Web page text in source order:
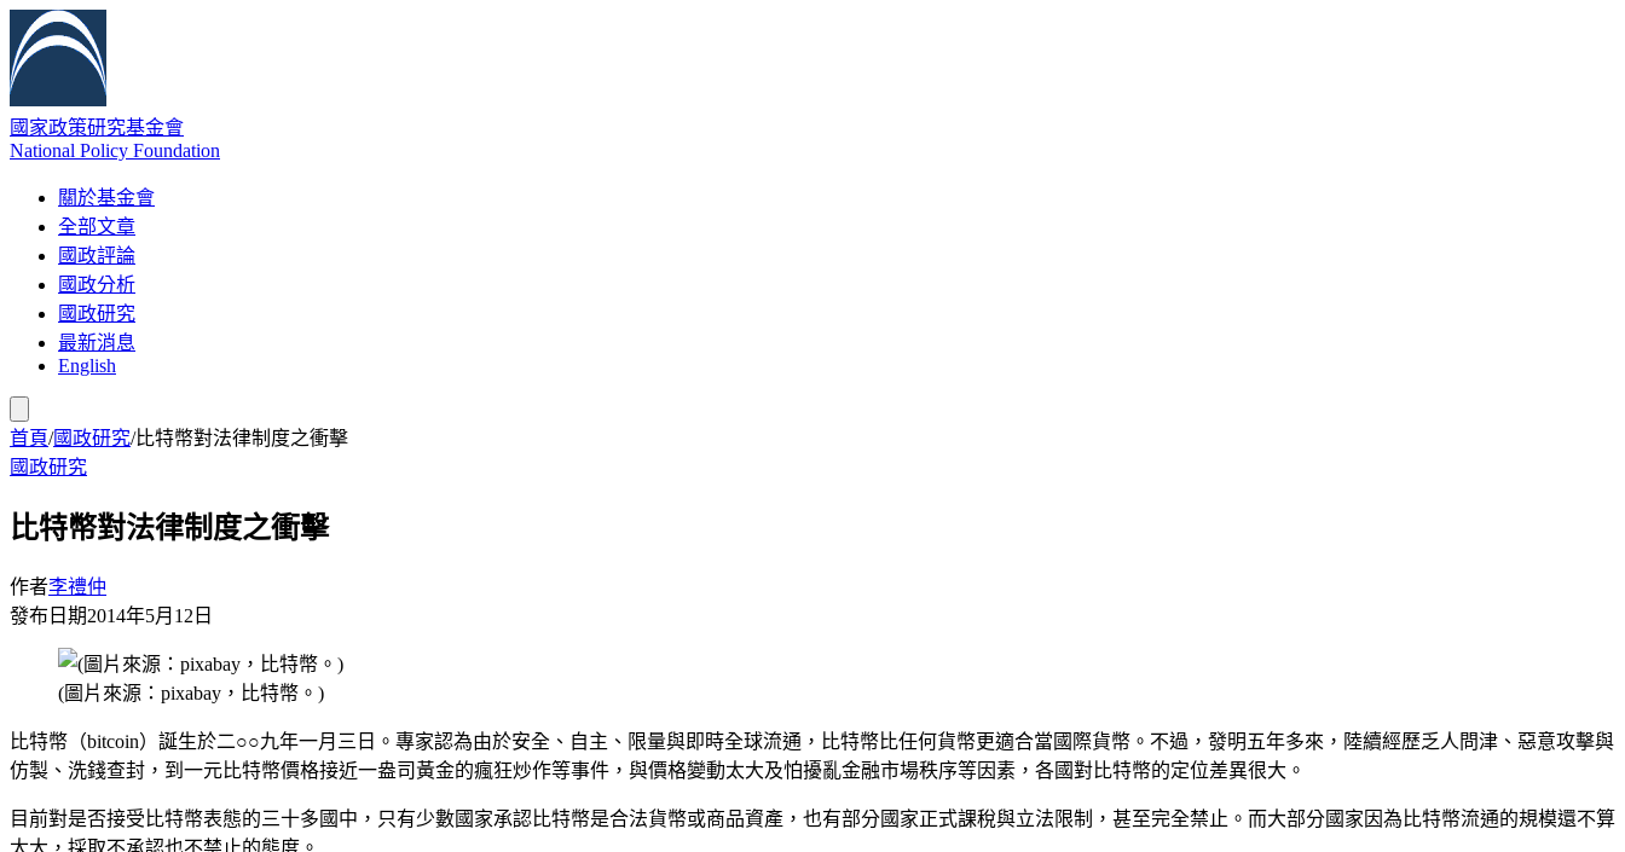
國家政策研究基金會
National Policy Foundation
關於基金會
全部文章
國政評論
國政分析
國政研究
最新消息
English
首頁/國政研究/比特幣對法律制度之衝擊
國政研究
比特幣對法律制度之衝擊
作者李禮仲
發布日期2014年5月12日
(圖片來源：pixabay，比特幣。)
比特幣（bitcoin）誕生於二○○九年一月三日。專家認為由於安全、自主、限量與即時全球流通，比特幣比任何貨幣更適合當國際貨幣。不過，發明五年多來，陸續經歷乏人問津、惡意攻擊與
仿製、洗錢查封，到一元比特幣價格接近一盎司黃金的瘋狂炒作等事件，與價格變動太大及怕擾亂金融市場秩序等因素，各國對比特幣的定位差異很大。
目前對是否接受比特幣表態的三十多國中，只有少數國家承認比特幣是合法貨幣或商品資產，也有部分國家正式課稅與立法限制，甚至完全禁止。而大部分國家因為比特幣流通的規模還不算
太大，採取不承認也不禁止的態度。